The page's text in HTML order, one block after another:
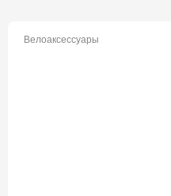
Велоаксессуары